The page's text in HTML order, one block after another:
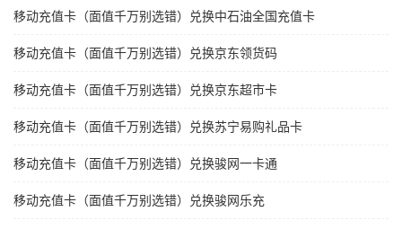
移动充值卡（面值千万别选错）兑换中石油全国充值卡
移动充值卡（面值千万别选错）兑换京东领货码
移动充值卡（面值千万别选错）兑换京东超市卡
移动充值卡（面值千万别选错）兑换苏宁易购礼品卡
移动充值卡（面值千万别选错）兑换骏网一卡通
移动充值卡（面值千万别选错）兑换骏网乐充